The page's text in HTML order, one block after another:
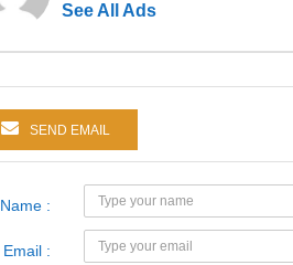
See All Ads
SEND EMAIL
Name :
Email :